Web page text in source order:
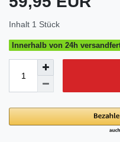
Inhalt 1 Stück
Innerhalb von 24h